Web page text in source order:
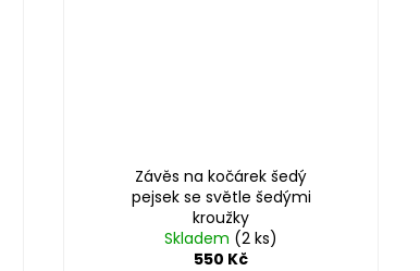
Závěs na kočárek šedý
pejsek se světle šedými
kroužky
Skladem (2 ks)
550 Kč